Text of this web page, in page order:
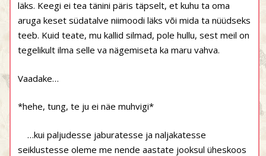
läks. Keegi ei tea tänini päris täpselt, et kuhu ta oma
aruga keset südatalve niimoodi läks või mida ta nüüdseks
teeb. Kuid teate, mu kallid silmad, pole hullu, sest meil on
tegelikult ilma selle va nägemiseta ka maru vahva.
Vaadake…
*hehe, tung, te ju ei näe muhvigi*
…kui paljudesse jaburatesse ja naljakatesse
seiklustesse oleme me nende aastate jooksul üheskoos